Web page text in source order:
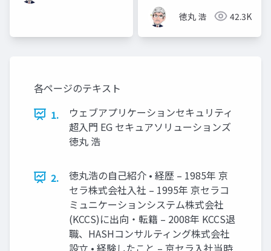
徳丸 浩 42.3K
各ページのテキスト
1.
ウェブアプリケーションセキュリティ
超入門 EG セキュアソリューションズ
徳丸 浩
2.
徳丸浩の自己紹介 • 経歴 – 1985年 京
セラ株式会社入社 – 1995年 京セラコ
ミュニケーションシステム株式会社
(KCCS)に出向・転籍 – 2008年 KCCS退
職、HASHコンサルティング株式会社
設立 • 経験したこと – 京セラ入社当時